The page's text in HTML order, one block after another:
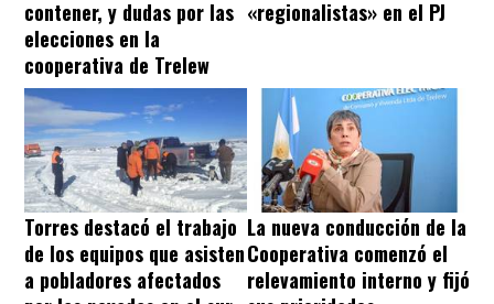
contener, y dudas por las
elecciones en la
cooperativa de Trelew
«regionalistas» en el PJ
Torres destacó el trabajo
de los equipos que asisten
a pobladores afectados
La nueva conducción de la
Cooperativa comenzó el
relevamiento interno y fijó